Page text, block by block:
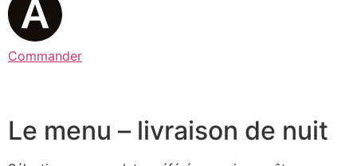
Commander
Le menu – livraison de nuit